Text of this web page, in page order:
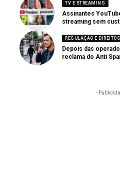
TV E STREAMING
Assinantes
streaming sem
REGULAÇÃO E DIREITOS
Depois das
reclama do Anti
-